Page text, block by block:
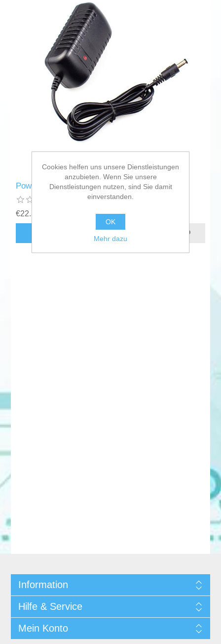
Power Cord Seiko 42100111 European
€22.30 zzgl. MwSt.
Information
Hilfe & Service
Mein Konto
Cookies helfen uns unsere Dienstleistungen
anzubieten. Wenn Sie unsere
Dienstleistungen nutzen, sind Sie damit
einverstanden.
OK
Mehr dazu